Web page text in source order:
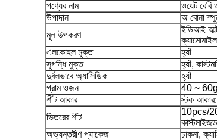
পণ্যের নাম
ওয়েট
উপাদান
অ বোনা
মূল উপকরণ
ইডিআই
এলকোহল মুক্ত
হ্যাঁ
সুগন্ধি মুক্ত
হ্যাঁ,
দুর্বলভাবে অ্যাসিডিক
হ্যাঁ
গ্রাম ওজন
40 ~
শীট আকার
স্টক আকার:
ভিতরের শীট
10pcs/
কাস্টমাইজড
অভ্যন্তরীণ প্যাকেজ
ঢাকনা,